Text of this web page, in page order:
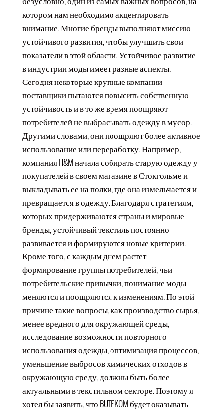
котором нам необходимо акцентировать
внимание. Многие бренды выполняют миссию
устойчивого развития, чтобы улучшить свои
показатели в этой области. Устойчивое развитие
в индустрии моды имеет разные аспекты.
Сегодня некоторые крупные компании-
поставщики пытаются повысить собственную
устойчивость и в то же время поощряют
потребителей не выбрасывать одежду в мусор.
Другими словами, они поощряют более активное
использование или переработку. Например,
компания H&M начала собирать старую одежду у
покупателей в своем магазине в Стокгольме и
выкладывать ее на полки, где она измельчается и
превращается в одежду. Благодаря стратегиям,
которых придерживаются страны и мировые
бренды, устойчивый текстиль постоянно
развивается и формируются новые критерии.
Кроме того, с каждым днем растет
формирование группы потребителей, чьи
потребительские привычки, понимание моды
меняются и поощряются к изменениям. По этой
причине такие вопросы, как производство сырья,
менее вредного для окружающей среды,
исследование возможности повторного
использования одежды, оптимизация процессов,
уменьшение выбросов химических отходов в
окружающую среду, должны быть более
актуальными в текстильном секторе. Поэтому я
хотел бы заявить, что BUTEKOM будет оказывать